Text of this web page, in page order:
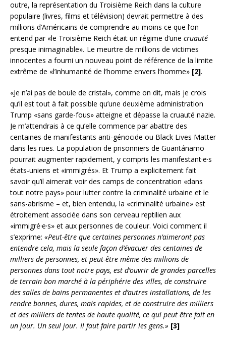
outre, la représentation du Troisième Reich dans la culture
populaire (livres, films et télévision) devrait permettre à des
millions d’Américains de comprendre au moins ce que l’on
entend par «le Troisième Reich était un régime d’une cruauté
presque inimaginable». Le meurtre de millions de victimes
innocentes a fourni un nouveau point de référence de la limite
extrême de «l’inhumanité de l’homme envers l’homme» [2].
«Je n’ai pas de boule de cristal», comme on dit, mais je crois
qu’il est tout à fait possible qu’une deuxième administration
Trump «sans garde-fous» atteigne et dépasse la cruauté nazie.
Je m’attendrais à ce qu’elle commence par abattre des
centaines de manifestants anti-génocide ou Black Lives Matter
dans les rues. La population de prisonniers de Guantánamo
pourrait augmenter rapidement, y compris les manifestant·e·s
états-uniens et «immigrés». Et Trump a explicitement fait
savoir qu’il aimerait voir des camps de concentration «dans
tout notre pays» pour lutter contre la criminalité urbaine et le
sans-abrisme – et, bien entendu, la «criminalité urbaine» est
étroitement associée dans son cerveau reptilien aux
«immigré·e·s» et aux personnes de couleur. Voici comment il
s’exprime: «Peut-être que certaines personnes n’aimeront pas
entendre cela, mais la seule façon d’évacuer des centaines de
milliers de personnes, et peut-être même des millions de
personnes dans tout notre pays, est d’ouvrir de grandes parcelles
de terrain bon marché à la périphérie des villes, de construire
des salles de bains permanentes et d’autres installations, de les
rendre bonnes, dures, mais rapides, et de construire des milliers
et des milliers de tentes de haute qualité, ce qui peut être fait en
un jour. Un seul jour. Il faut faire partir les gens.» [3]